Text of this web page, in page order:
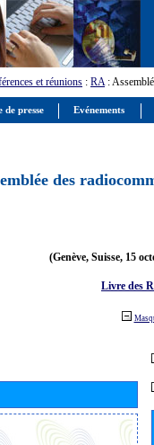
et réunions : RA:
des
(Genève, Suisse, 15
Livre des
de presse Evénements